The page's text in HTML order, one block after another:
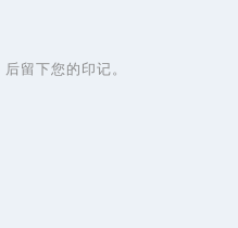
后留下您的印记。